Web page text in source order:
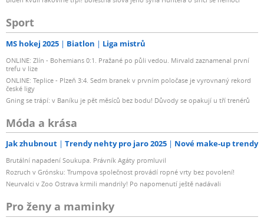
Sport
MS hokej 2025 Biatlon Liga mistrů
ONLINE: Zlín - Bohemians 0:1. Pražané po půli vedou. Mirvald zaznamenal první
trefu v lize
ONLINE: Teplice - Plzeň 3:4. Sedm branek v prvním poločase je vyrovnaný rekord
české ligy
Gning se trápí: v Baníku je pět měsíců bez bodu! Důvody se opakují u tří trenérů
Móda a krása
Jak zhubnout Trendy nehty pro jaro 2025 Nové make-up trendy
Brutální napadení Soukupa. Právník Agáty promluvil
Rozruch v Grónsku: Trumpova společnost provádí ropné vrty bez povolení!
Neurvalci v Zoo Ostrava krmili mandrily! Po napomenutí ještě nadávali
Pro ženy a maminky